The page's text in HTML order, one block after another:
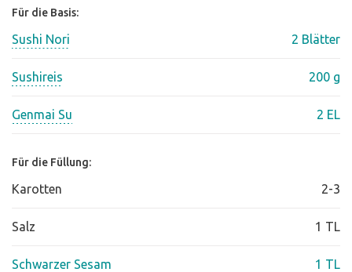
Für die Basis:
Sushi Nori 2 Blätter
Sushireis 200 g
Genmai Su 2 EL
Für die Füllung:
Karotten 2-3
Salz 1 TL
Schwarzer Sesam 1 TL